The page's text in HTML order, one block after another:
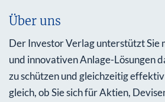
Über uns
Der Investor Verlag unterstützt Sie
und innovativen Anlage-Lösungen
zu schützen und gleichzeitig
gleich, ob Sie sich für Aktien,